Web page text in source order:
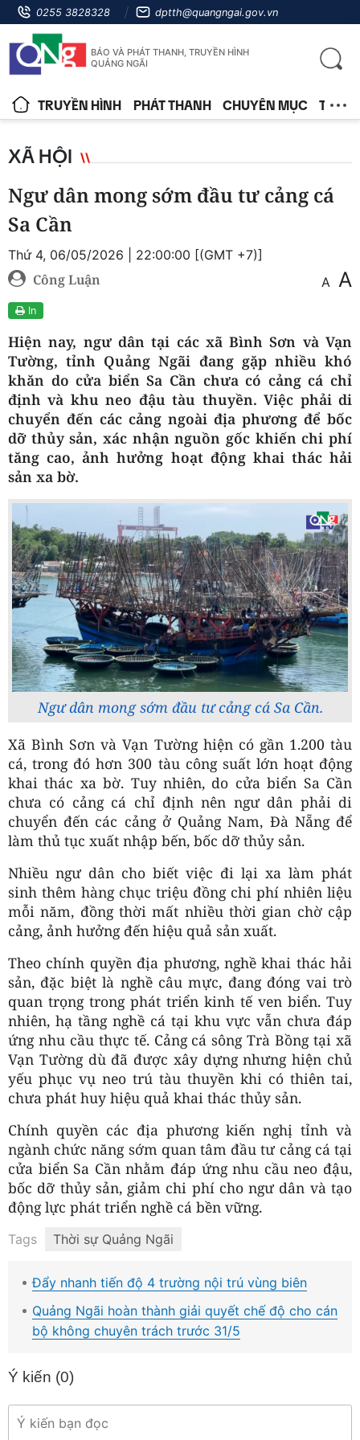
0255 3828328 dptth@quangngai.gov.vn
BÁO VÀ PHÁT THANH, TRUYỀN HÌNH
QUẢNG NGÃI
TRUYỀN HÌNH PHÁT THANH CHUYÊN MỤC TIN
XÃ HỘI
Ngư dân mong sớm đầu tư cảng cá
Sa Cần
Thứ 4, 06/05/2026 | 22:00:00 [(GMT +7)]
Công Luận A A
In
Hiện nay, ngư dân tại các xã Bình Sơn và Vạn
Tường, tỉnh Quảng Ngãi đang gặp nhiều khó
khăn do cửa biển Sa Cần chưa có cảng cá chỉ
định và khu neo đậu tàu thuyền. Việc phải di
chuyển đến các cảng ngoài địa phương để bốc
dỡ thủy sản, xác nhận nguồn gốc khiến chi phí
tăng cao, ảnh hưởng hoạt động khai thác hải
sản xa bờ.
Ngư dân mong sớm đầu tư cảng cá Sa Cần.
Xã Bình Sơn và Vạn Tường hiện có gần 1.200 tàu
cá, trong đó hơn 300 tàu công suất lớn hoạt động
khai thác xa bờ. Tuy nhiên, do cửa biển Sa Cần
chưa có cảng cá chỉ định nên ngư dân phải di
chuyển đến các cảng ở Quảng Nam, Đà Nẵng để
làm thủ tục xuất nhập bến, bốc dỡ thủy sản.
Nhiều ngư dân cho biết việc đi lại xa làm phát
sinh thêm hàng chục triệu đồng chi phí nhiên liệu
mỗi năm, đồng thời mất nhiều thời gian chờ cập
cảng, ảnh hưởng đến hiệu quả sản xuất.
Theo chính quyền địa phương, nghề khai thác hải
sản, đặc biệt là nghề câu mực, đang đóng vai trò
quan trọng trong phát triển kinh tế ven biển. Tuy
nhiên, hạ tầng nghề cá tại khu vực vẫn chưa đáp
ứng nhu cầu thực tế. Cảng cá sông Trà Bồng tại xã
Vạn Tường dù đã được xây dựng nhưng hiện chủ
yếu phục vụ neo trú tàu thuyền khi có thiên tai,
chưa phát huy hiệu quả khai thác thủy sản.
Chính quyền các địa phương kiến nghị tỉnh và
ngành chức năng sớm quan tâm đầu tư cảng cá tại
cửa biển Sa Cần nhằm đáp ứng nhu cầu neo đậu,
bốc dỡ thủy sản, giảm chi phí cho ngư dân và tạo
động lực phát triển nghề cá bền vững.
Tags Thời sự Quảng Ngãi
Đẩy nhanh tiến độ 4 trường nội trú vùng biên
Quảng Ngãi hoàn thành giải quyết chế độ cho cán
bộ không chuyên trách trước 31/5
Ý kiến (0)